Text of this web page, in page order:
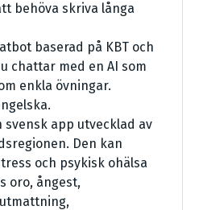
behöva skriva långa
baserad på KBT och
chattar med en AI som
enkla övningar.
svensk app utvecklad av
Den kan
och psykisk ohälsa
oro, ångest,